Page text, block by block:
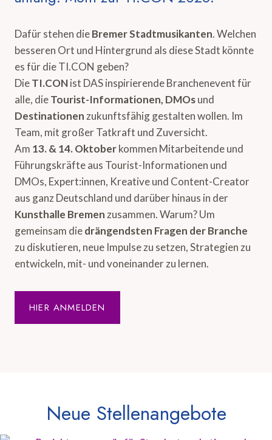
Dafür stehen dieBremer Stadtmusikanten. Welchen
besseren Ort und Hintergrund als diese Stadt könnte
es für die TI.CON geben?
DieTI.CONist DAS inspirierende Branchenevent für
alle, dieTourist-Informationen, DMOsund
Destinationen zukunftsfähig gestalten wollen. Im
Team, mit großer Tatkraft und Zuversicht.
Am 13. & 14. Oktoberkommen Mitarbeitende und
Führungskräfte aus Tourist-Informationen und
DMOs, Expert:innen, Kreative und Content-Creator
aus ganz Deutschland und darüber hinaus in der
Kunsthalle Bremen zusammen. Warum? Um
gemeinsam diedrängendsten Fragen der Branche
zu diskutieren, neue Impulse zu setzen, Strategien zu
entwickeln, mit- und voneinander zu lernen.
HIER ANMELDEN
Neue Stellenangebote